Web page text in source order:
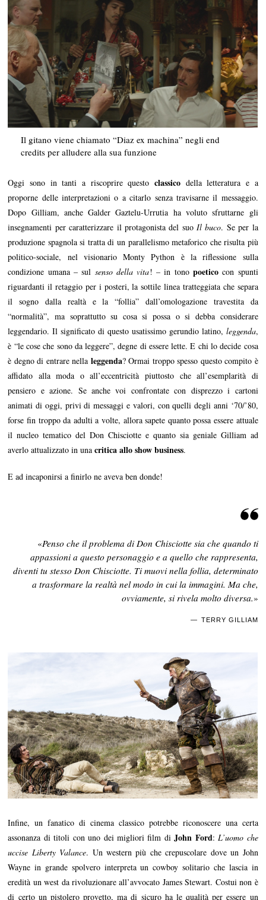
Il gitano viene chiamato “Diaz ex machina” negli end
credits per alludere alla sua funzione
Oggi sono in tanti a riscoprire questo classicodella letteratura e a
proporne delle interpretazioni o a citarlo senza travisarne il messaggio.
Dopo Gilliam, anche Galder Gaztelu-Urrutia ha voluto sfruttarne gli
insegnamenti per caratterizzare il protagonista del suoIl buco. Se per la
produzione spagnola si tratta di un parallelismo metaforico che risulta più
politico-sociale, nel visionario Monty Python è la riflessione sulla
condizione umana – sul senso della vita! – in tono poeticocon spunti
riguardanti il retaggio per i posteri, la sottile linea tratteggiata che separa
il sogno dalla realtà e la “follia” dall’omologazione travestita da
“normalità”, ma soprattutto su cosa si possa o si debba considerare
leggendario. Il significato di questo usatissimo gerundio latino, leggenda,
è “le cose che sono da leggere”, degne di essere lette. E chi lo decide cosa
è degno di entrare nella leggenda? Ormai troppo spesso questo compito è
affidato alla moda o all’eccentricità piuttosto che all’esemplarità di
pensiero e azione. Se anche voi confrontate con disprezzo i cartoni
animati di oggi, privi di messaggi e valori, con quelli degli anni ‘70/’80,
forse fin troppo da adulti a volte, allora sapete quanto possa essere attuale
il nucleo tematico del Don Chisciotte e quanto sia geniale Gilliam ad
averlo attualizzato in unacritica allo show business.
E ad incaponirsi a finirlo ne aveva ben donde!
«Penso che il problema di Don Chisciotte sia che quando ti
appassioni a questo personaggio e a quello che rappresenta,
diventi tu stesso Don Chisciotte. Ti muovi nella follia, determinato
a trasformare la realtà nel modo in cui la immagini. Ma che,
ovviamente, si rivela molto diversa.»
TERRY GILLIAM
Infine, un fanatico di cinema classico potrebbe riconoscere una certa
assonanza di titoli con uno dei migliori film diJohn Ford:L’uomo che
uccise Liberty Valance. Un western più che crepuscolare dove un John
Wayne in grande spolvero interpreta un cowboy solitario che lascia in
eredità un west da rivoluzionare all’avvocato James Stewart. Costui non è
di certo un pistolero provetto, ma di sicuro ha le qualità per essere un